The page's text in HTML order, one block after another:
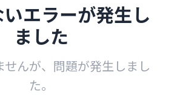
エラーが発生し
ました
せんが、問題が発生しまし
た。